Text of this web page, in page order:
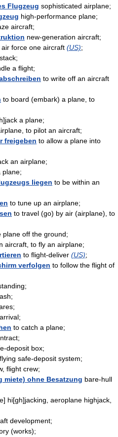
Flugzeug sophisticated airplane;
high-performance plane;
aircraft;
new-generation aircraft;
air force one aircraft (US);
stack;
a flight;
to write off an aircraft
to board (embark) a plane, to
a plane;
to pilot an aircraft;
freigeben to allow a plane into
an airplane;
plane;
liegen to be within an
to tune up an airplane;
to travel (go) by air (airplane), to
plane off the ground;
aircraft, to fly an airplane;
to flight-deliver (US);
verfolgen to follow the flight of
to catch a plane;
deposit box;
flying safe-deposit system;
flight crew;
miete) ohne Besatzung bare-hull
hi[gh]jacking, aeroplane highjack,
development;
(works);